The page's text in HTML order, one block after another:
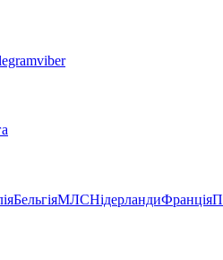
viber
БельгіяМЛСНідерландиФранція